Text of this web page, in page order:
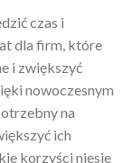
czas i
dla firm, które
i zwiększyć
nowoczesnym
na
ich
korzyści niesie